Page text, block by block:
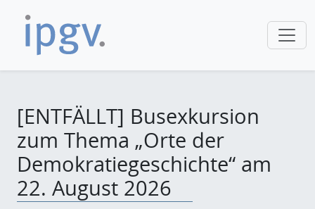
[ENTFÄLLT] Busexkursion
zum Thema „Orte der
Demokratiegeschichte“ am
22. August 2026